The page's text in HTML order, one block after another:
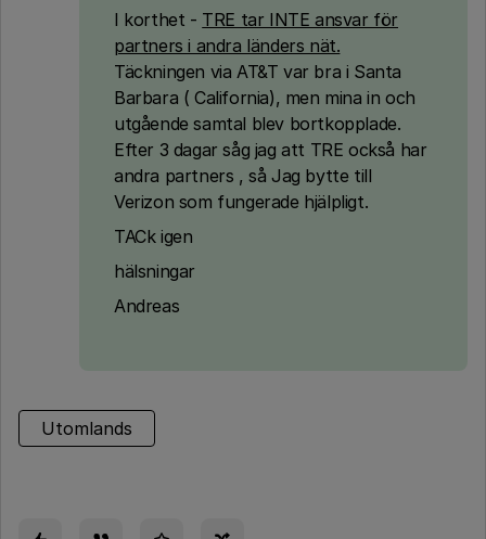
I korthet - TRE tar INTE ansvar för
partners i andra länders nät.
Täckningen via AT&T var bra i Santa
Barbara ( California), men mina in och
utgående samtal blev bortkopplade.
Efter 3 dagar såg jag att TRE också har
andra partners , så Jag bytte till
Verizon som fungerade hjälpligt.
TACk igen
hälsningar
Andreas
Utomlands